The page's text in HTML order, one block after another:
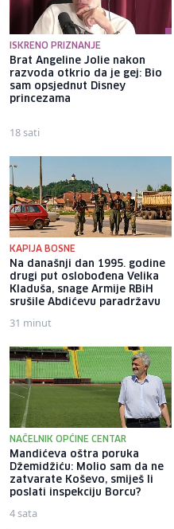
ISKRENO PRIZNANJE
Brat Angeline Jolie nakon
razvoda otkrio da je gej: Bio
sam opsjednut Disney
princezama
18 sati
KAPIJA BOSNE
Na današnji dan 1995. godine
drugi put oslobođena Velika
Kladuša, snage Armije RBiH
srušile Abdićevu paradržavu
31 minut
NAČELNIK OPĆINE CENTAR
Mandićeva oštra poruka
Džemidžiću: Molio sam da ne
zatvarate Koševo, smiješ li
poslati inspekciju Borcu?
4 sata